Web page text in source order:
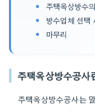
주택옥상방수
방수업체 선택
마무리
주택옥상방수공사
주택옥상방수공사는